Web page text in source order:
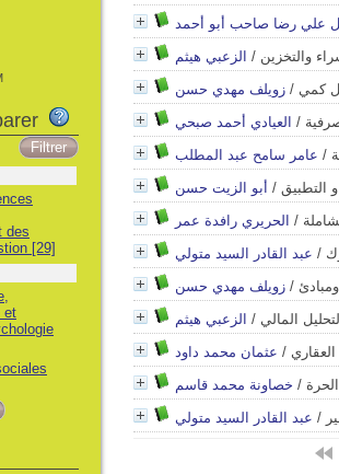
علي رضا صاحب أبو أحمد
والتخزين / الزعبي هيثم
كمي / زويلف مهدي حسن
/ العيادي أحمد صبحي
/ عامر سامح عبد المطلب
التطبيق / أبو الزيت حسن
/ الحريري رافدة عمر
/ عبد القادر السيد متولي
/ زويلف مهدي حسن
المالي / الزعبي هيثم
العقاري / عثمان محمد داود
/ خصاونة محمد قاسم
/ عبد القادر السيد متولي
des
[29]
et